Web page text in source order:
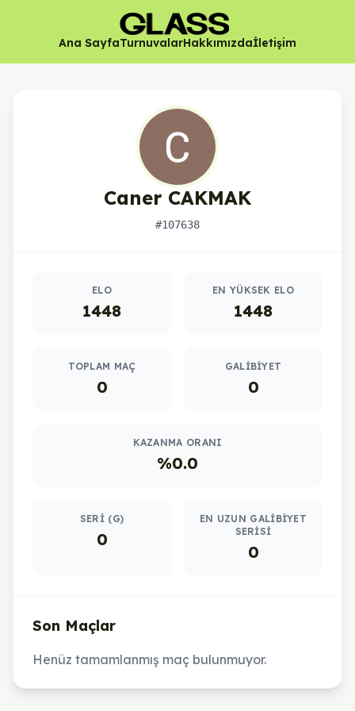
Ana SayfaTurnuvalarHakkımızdaİletişim
Caner CAKMAK
#107638
ELO
1448
EN YÜKSEK ELO
1448
TOPLAM MAÇ
0
GALIBIYET
0
KAZANMA ORANI
%0.0
SERI (G)
0
EN UZUN GALIBIYET
SERISI
0
Son Maçlar
Henüz tamamlanmış maç bulunmuyor.